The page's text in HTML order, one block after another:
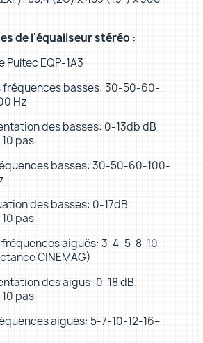
de l'équaliseur stéréo :
Pultec EQP-1A3
fréquences basses: 30-50-60-
Hz
des basses: 0-13db dB
pas
basses: 30-50-60-100-
des basses: 0-17dB
pas
fréquences aiguës: 3-4–5-8-10-
CINEMAG)
des aigus: 0-18 dB
pas
aiguës: 5-7-10-12-16–